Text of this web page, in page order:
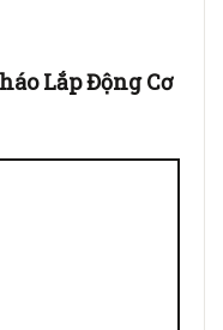
Lắp Động Cơ